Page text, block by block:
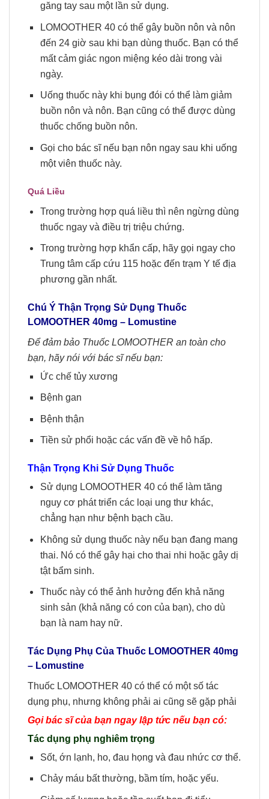
găng tay sau một lần sử dụng.
LOMOOTHER 40 có thể gây buồn nôn và nôn
đến 24 giờ sau khi bạn dùng thuốc. Bạn có thể
mất cảm giác ngon miệng kéo dài trong vài
ngày.
Uống thuốc này khi bụng đói có thể làm giảm
buồn nôn và nôn. Bạn cũng có thể được dùng
thuốc chống buồn nôn.
Gọi cho bác sĩ nếu bạn nôn ngay sau khi uống
một viên thuốc này.
Quá Liều
Trong trường hợp quá liều thì nên ngừng dùng
thuốc ngay và điều trị triệu chứng.
Trong trường hợp khẩn cấp, hãy gọi ngay cho
Trung tâm cấp cứu 115 hoặc đến trạm Y tế địa
phương gần nhất.
Chú Ý Thận Trọng Sử Dụng Thuốc
LOMOOTHER 40mg – Lomustine
Để đảm bảo Thuốc LOMOOTHER an toàn cho
bạn, hãy nói với bác sĩ nếu bạn:
Ức chế tủy xương
Bệnh gan
Bệnh thận
Tiền sử phổi hoặc các vấn đề về hô hấp.
Thận Trọng Khi Sử Dụng Thuốc
Sử dụng LOMOOTHER 40 có thể làm tăng
nguy cơ phát triển các loại ung thư khác,
chẳng hạn như bệnh bạch cầu.
Không sử dụng thuốc này nếu bạn đang mang
thai. Nó có thể gây hại cho thai nhi hoặc gây dị
tật bẩm sinh.
Thuốc này có thể ảnh hưởng đến khả năng
sinh sản (khả năng có con của bạn), cho dù
bạn là nam hay nữ.
Tác Dụng Phụ Của Thuốc LOMOOTHER 40mg
– Lomustine
Thuốc LOMOOTHER 40 có thể có một số tác
dụng phụ, nhưng không phải ai cũng sẽ gặp phải
Gọi bác sĩ của bạn ngay lập tức nếu bạn có:
Tác dụng phụ nghiêm trọng
Sốt, ớn lạnh, ho, đau họng và đau nhức cơ thể.
Chảy máu bất thường, bầm tím, hoặc yếu.